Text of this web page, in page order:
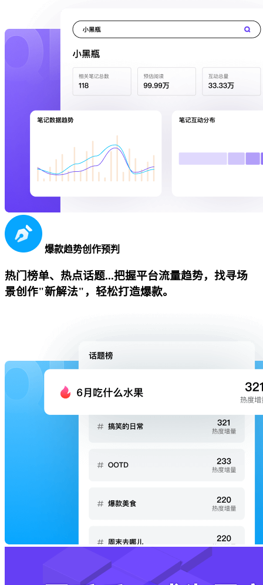
爆款趋势创作预判
热门榜单、热点话题...把握平台流量趋势，找寻场
景创作"新解法"，轻松打造爆款。